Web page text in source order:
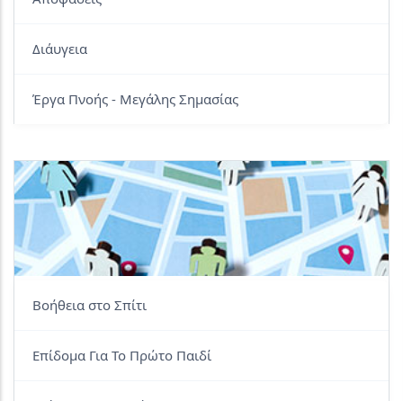
Διάυγεια
Έργα Πνοής - Μεγάλης Σημασίας
Βοήθεια στο Σπίτι
Επίδομα Για Το Πρώτο Παιδί